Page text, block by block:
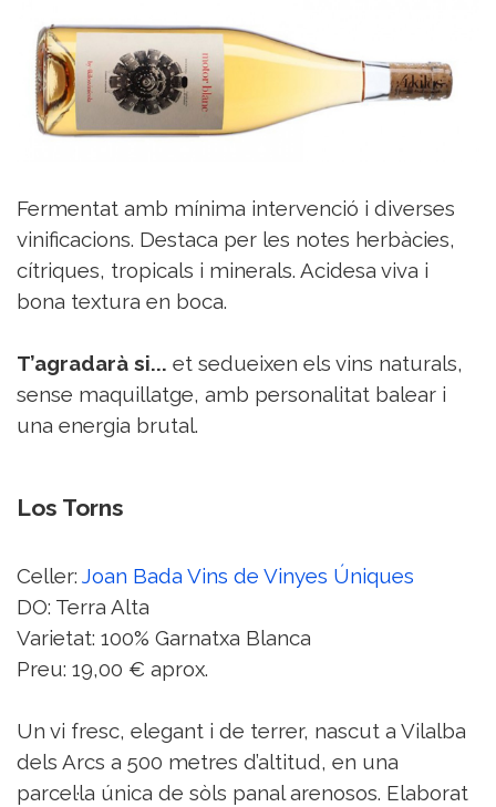
Fermentat amb mínima intervenció i diverses
vinificacions. Destaca per les notes herbàcies,
cítriques, tropicals i minerals. Acidesa viva i
bona textura en boca.
T’agradarà si... et sedueixen els vins naturals,
sense maquillatge, amb personalitat balear i
una energia brutal.
Los Torns
Celler: Joan Bada Vins de Vinyes Úniques
DO: Terra Alta
Varietat: 100% Garnatxa Blanca
Preu: 19,00 € aprox.
Un vi fresc, elegant i de terrer, nascut a Vilalba
dels Arcs a 500 metres d’altitud, en una
parcel·la única de sòls panal arenosos. Elaborat